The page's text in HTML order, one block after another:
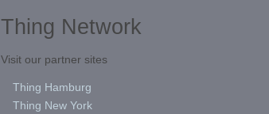
Thing Network
Visit our partner sites
Thing Hamburg
Thing New York